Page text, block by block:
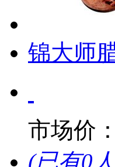
锦大师
市场价：
(已有0